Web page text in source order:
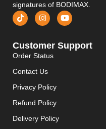
signatures of BODIMAX.
Customer Support
Order Status
Contact Us
Privacy Policy
Refund Policy
Delivery Policy